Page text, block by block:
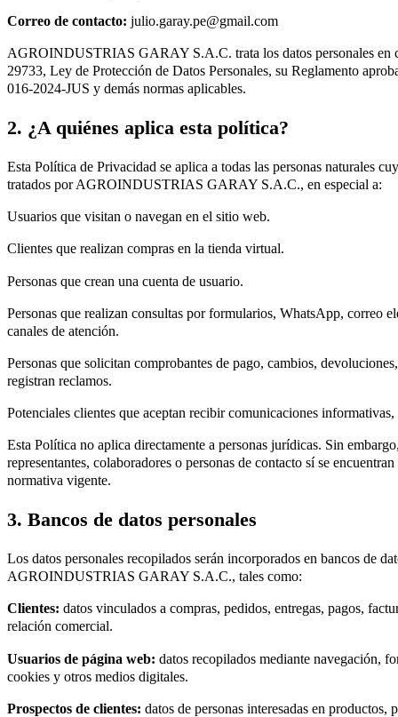
Correo de contacto: julio.garay.pe@gmail.com
AGROINDUSTRIAS GARAY S.A.C. trata los datos personales en
29733, Ley de Protección de Datos Personales, su Reglamento
016-2024-JUS y demás normas aplicables.
2. ¿A quiénes aplica esta política?
Esta Política de Privacidad se aplica a todas las personas naturales
tratados por AGROINDUSTRIAS GARAY S.A.C., en especial a:
Usuarios que visitan o navegan en el sitio web.
Clientes que realizan compras en la tienda virtual.
Personas que crean una cuenta de usuario.
Personas que realizan consultas por formularios, WhatsApp, correo
canales de atención.
Personas que solicitan comprobantes de pago, cambios,
registran reclamos.
Potenciales clientes que aceptan recibir comunicaciones
Esta Política no aplica directamente a personas jurídicas. Sin
representantes, colaboradores o personas de contacto sí se
normativa vigente.
3. Bancos de datos personales
Los datos personales recopilados serán incorporados en bancos de
AGROINDUSTRIAS GARAY S.A.C., tales como:
Clientes: datos vinculados a compras, pedidos, entregas, pagos,
relación comercial.
Usuarios de página web: datos recopilados mediante navegación,
cookies y otros medios digitales.
Prospectos de clientes: datos de personas interesadas en productos,